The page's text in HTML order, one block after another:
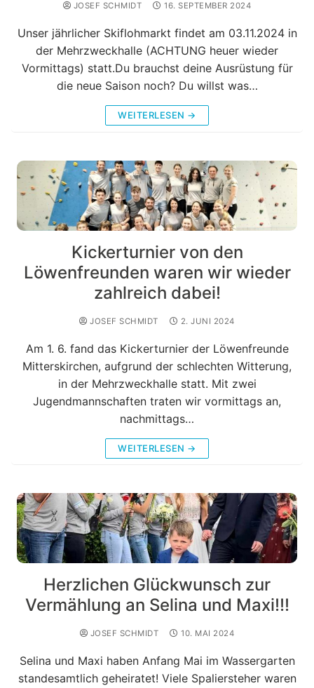
JOSEF SCHMIDT 16. SEPTEMBER 2024
Unser jährlicher Skiflohmarkt findet am 03.11.2024 in
der Mehrzweckhalle (ACHTUNG heuer wieder
Vormittags) statt.Du brauchst deine Ausrüstung für
die neue Saison noch? Du willst was…
WEITERLESEN →
Kickerturnier von den
Löwenfreunden waren wir wieder
zahlreich dabei!
JOSEF SCHMIDT 2. JUNI 2024
Am 1. 6. fand das Kickerturnier der Löwenfreunde
Mitterskirchen, aufgrund der schlechten Witterung,
in der Mehrzweckhalle statt. Mit zwei
Jugendmannschaften traten wir vormittags an,
nachmittags…
WEITERLESEN →
Herzlichen Glückwunsch zur
Vermählung an Selina und Maxi!!!
JOSEF SCHMIDT 10. MAI 2024
Selina und Maxi haben Anfang Mai im Wassergarten
standesamtlich geheiratet! Viele Spaliersteher waren